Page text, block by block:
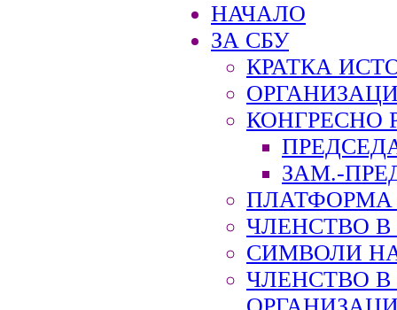
НАЧАЛО
ЗА СБУ
КРАТКА
КОНГРЕСНО
ЗАМ.-
ПЛАТФОРМА
ЧЛЕНСТВО В
СИМВОЛИ
ЧЛЕНСТВО